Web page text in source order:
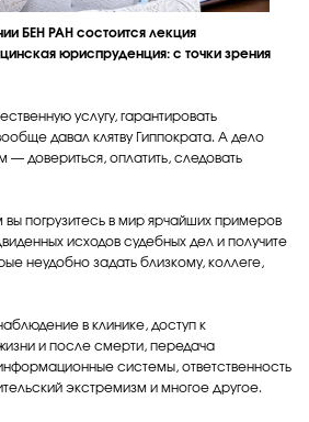
БЕН РАН состоится лекция
юриспруденция: с точки зрения
услугу, гарантировать
давал клятву Гиппократа. А дело
— довериться, оплатить, следовать
погрузитесь в мир ярчайших примеров
исходов судебных дел и получите
неудобно задать близкому, коллеге,
в клинике, доступ к
и после смерти, передача
системы, ответственность
экстремизм и многое другое.